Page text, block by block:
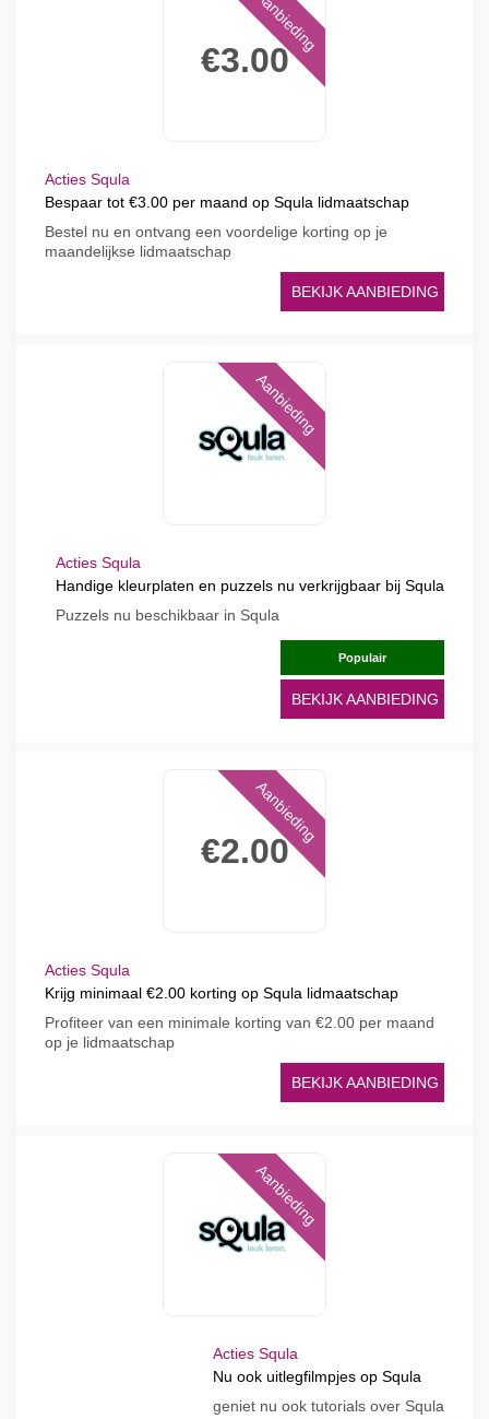
€3.00
Aanbieding
Acties Squla
Bespaar tot €3.00 per maand op Squla lidmaatschap
Bestel nu en ontvang een voordelige korting op je
maandelijkse lidmaatschap
BEKIJK AANBIEDING
Aanbieding
Acties Squla
Handige kleurplaten en puzzels nu verkrijgbaar bij Squla
Puzzels nu beschikbaar in Squla
Populair
BEKIJK AANBIEDING
€2.00
Aanbieding
Acties Squla
Krijg minimaal €2.00 korting op Squla lidmaatschap
Profiteer van een minimale korting van €2.00 per maand
op je lidmaatschap
BEKIJK AANBIEDING
Aanbieding
Acties Squla
Nu ook uitlegfilmpjes op Squla
geniet nu ook tutorials over Squla